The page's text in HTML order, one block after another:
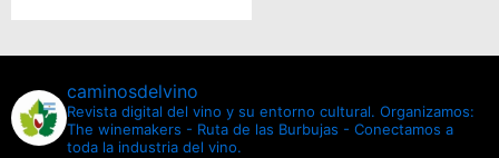
caminosdelvino
Revista digital del vino y su entorno cultural. Organizamos:
The winemakers - Ruta de las Burbujas - Conectamos a
toda la industria del vino.